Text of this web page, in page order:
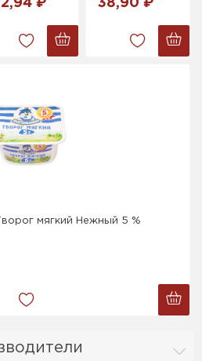
₽ 38,90 ₽
мягкий Нежный 5 %